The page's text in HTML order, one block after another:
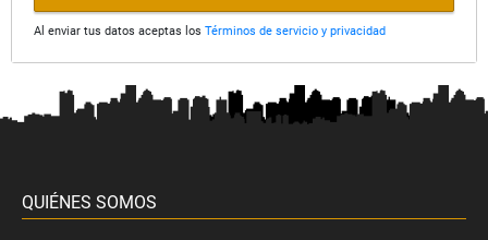
Al enviar tus datos aceptas los Términos de servicio y privacidad
QUIÉNES SOMOS